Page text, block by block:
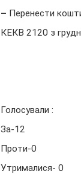
– Перенести
КЕКВ 2120 з
Голосували :
За-12
Проти-0
Утрималися- 0